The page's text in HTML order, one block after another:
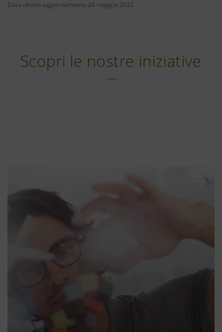
Data ultimo aggiornamento 24 maggio 2022
Scopri le nostre iniziative